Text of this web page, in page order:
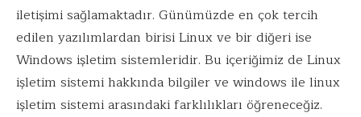
k p
iletişimi sağlamaktadır. Günümüzde en çok tercih
edilen yazılımlardan birisi Linux ve bir diğeri ise
Windows işletim sistemleridir. Bu içeriğimiz de Linux
işletim sistemi hakkında bilgiler ve windows ile linux
işletim sistemi arasındaki farklılıkları öğreneceğiz.